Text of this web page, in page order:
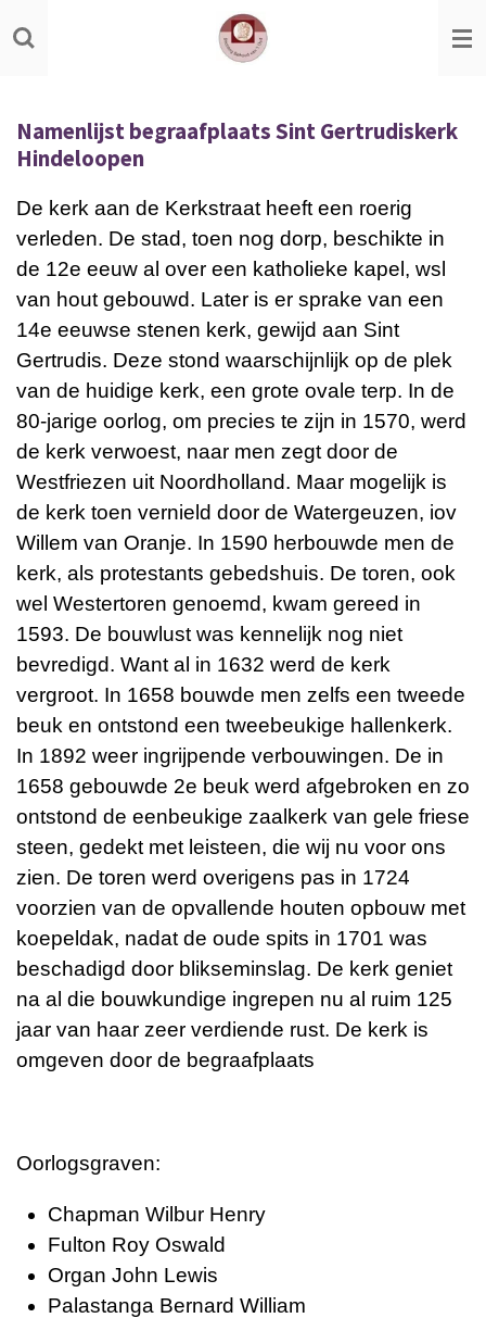
Ga
direct
hoofdinhoud
Namenlijst begraafplaats Sint Gertrudiskerk
Hindeloopen
De kerk aan de Kerkstraat heeft een roerig
verleden. De stad, toen nog dorp, beschikte in
de 12e eeuw al over een katholieke kapel, wsl
van hout gebouwd. Later is er sprake van een
14e eeuwse stenen kerk, gewijd aan Sint
Gertrudis. Deze stond waarschijnlijk op de plek
van de huidige kerk, een grote ovale terp. In de
80-jarige oorlog, om precies te zijn in 1570, werd
de kerk verwoest, naar men zegt door de
Westfriezen uit Noordholland. Maar mogelijk is
de kerk toen vernield door de Watergeuzen, iov
Willem van Oranje. In 1590 herbouwde men de
kerk, als protestants gebedshuis. De toren, ook
wel Westertoren genoemd, kwam gereed in
1593. De bouwlust was kennelijk nog niet
bevredigd. Want al in 1632 werd de kerk
vergroot. In 1658 bouwde men zelfs een tweede
beuk en ontstond een tweebeukige hallenkerk.
In 1892 weer ingrijpende verbouwingen. De in
1658 gebouwde 2e beuk werd afgebroken en zo
ontstond de eenbeukige zaalkerk van gele friese
steen, gedekt met leisteen, die wij nu voor ons
zien. De toren werd overigens pas in 1724
voorzien van de opvallende houten opbouw met
koepeldak, nadat de oude spits in 1701 was
beschadigd door blikseminslag. De kerk geniet
na al die bouwkundige ingrepen nu al ruim 125
jaar van haar zeer verdiende rust. De kerk is
omgeven door de begraafplaats
Oorlogsgraven:
Chapman Wilbur Henry
Fulton Roy Oswald
Organ John Lewis
Palastanga Bernard William